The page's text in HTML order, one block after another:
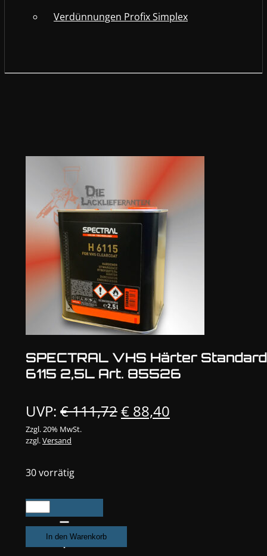
Verdünnungen Profix Simplex
SPECTRAL VHS Härter Standard
6115 2,5L Art. 85526
UVP: €111,72Ursprünglicher
€ 88,40
Zzgl. 20% MwSt.
zzgl.Versand
30 vorrätig
SPECTRAL
VHS
Härter
Standard
In den Warenkorb